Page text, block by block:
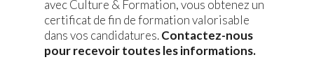
avec Culture & Formation, vous obtenez un
certificat de fin de formation valorisable
dans vos candidatures.Contactez-nous
pour recevoir toutes les informations.